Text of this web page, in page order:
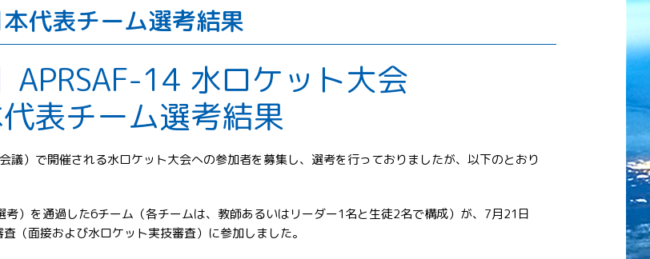
本代表チーム選考結果
APRSAF-14 水ロケット大会
表チーム選考結果
議）で開催される水ロケット大会への参加者を募集し、選考を行っておりましたが、以下のとおり
）を通過した6チーム（各チームは、教師あるいはリーダー1名と生徒2名で構成）が、7月21日
（面接および水ロケット実技審査）に参加しました。